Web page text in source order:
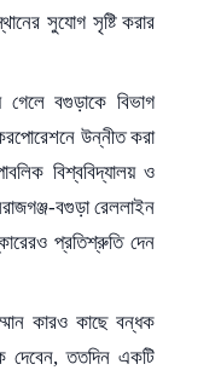
সুযোগ সৃষ্টি করার
বগুড়াকে বিভাগ
উন্নীত করা
বিশ্ববিদ্যালয় ও
বগুড়া রেললাইন
প্রতিশ্রুতি দেন
কারও কাছে বন্ধক
দেবেন, ততদিন একটি